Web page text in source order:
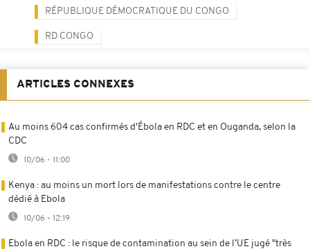
RÉPUBLIQUE DÉMOCRATIQUE DU CONGO
RD CONGO
ARTICLES CONNEXES
Au moins 604 cas confirmés d'Ébola en RDC et en Ouganda, selon la
CDC
10/06 - 11:00
Kenya : au moins un mort lors de manifestations contre le centre
dédié à Ebola
10/06 - 12:19
Ebola en RDC : le risque de contamination au sein de l’UE jugé "très